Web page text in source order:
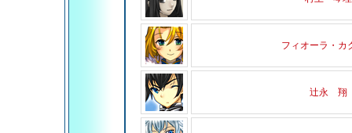
フィオーラ・カ
辻永 翔